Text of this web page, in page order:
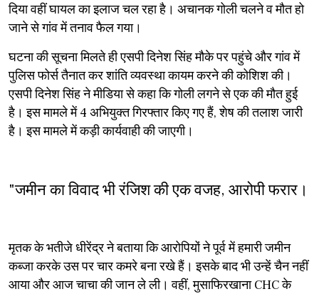
दिया वहीं घायल का इलाज चल रहा है। अचानक गोली चलने व मौत हो
जाने से गांव में तनाव फैल गया।
घटना की सूचना मिलते ही एसपी दिनेश सिंह मौके पर पहुंचे और गांव में
पुलिस फोर्स तैनात कर शांति व्यवस्था कायम करने की कोशिश की।
एसपी दिनेश सिंह ने मीडिया से कहा कि गोली लगने से एक की मौत हुई
है। इस मामले में 4 अभियुक्त गिरफ्तार किए गए हैं, शेष की तलाश जारी
है। इस मामले में कड़ी कार्यवाही की जाएगी।
"जमीन का विवाद भी रंजिश की एक वजह, आरोपी फरार।
मृतक के भतीजे धीरेंद्र ने बताया कि आरोपियों ने पूर्व में हमारी जमीन
कब्जा करके उस पर चार कमरे बना रखे हैं। इसके बाद भी उन्हें चैन नहीं
आया और आज चाचा की जान ले ली। वहीं, मुसाफिरखाना CHC के